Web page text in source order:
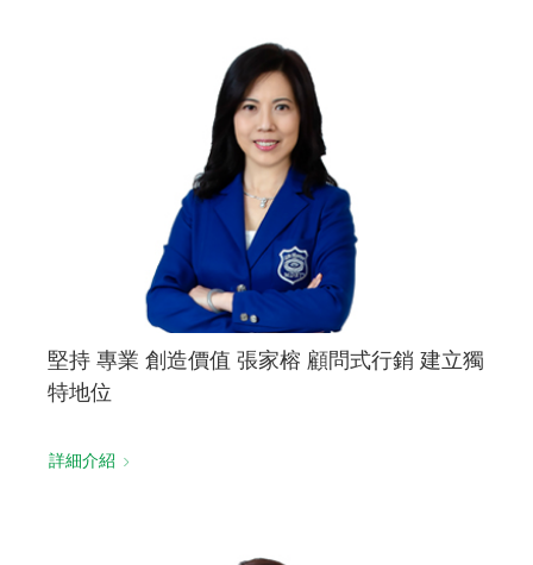
堅持 專業 創造價值 張家榕 顧問式行銷 建立獨
特地位
詳細介紹